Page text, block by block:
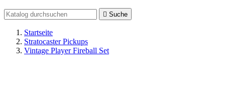
 Suche
Startseite
Stratocaster Pickups
Vintage Player Fireball Set